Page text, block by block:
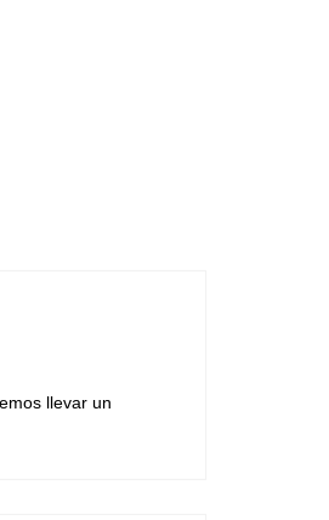
llevar un